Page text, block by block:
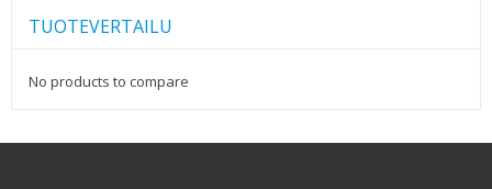
TUOTEVERTAILU
No products to compare